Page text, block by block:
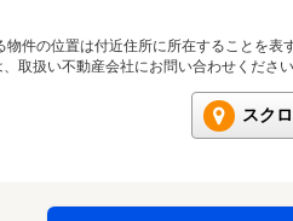
件の位置は付近住所に所在することを表
取扱い不動産会社にお問い合わせください
スク